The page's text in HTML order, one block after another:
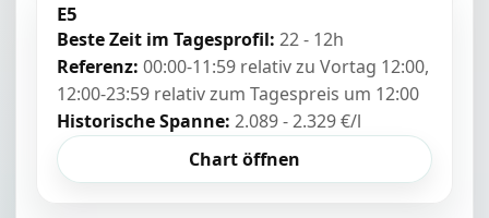
E5
Beste Zeit im Tagesprofil: 22 - 12h
Referenz: 00:00-11:59 relativ zu Vortag 12:00,
12:00-23:59 relativ zum Tagespreis um 12:00
Historische Spanne: 2.089 - 2.329 €/l
Chart öffnen